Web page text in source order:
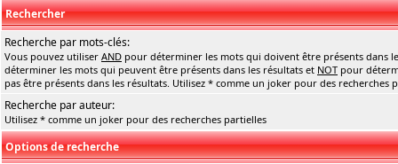
Rechercher
Recherche par mots-clés:
Vous pouvez utiliser AND pour déterminer les mots qui doivent être présents dans
déterminer les mots qui peuvent être présents dans les résultats et NOT pour
pas être présents dans les résultats. Utilisez * comme un joker pour des recherches
Recherche par auteur:
Utilisez * comme un joker pour des recherches partielles
Options de recherche